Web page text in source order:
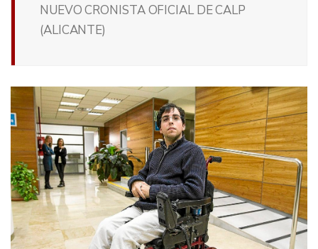
NUEVO CRONISTA OFICIAL DE CALP
(ALICANTE)